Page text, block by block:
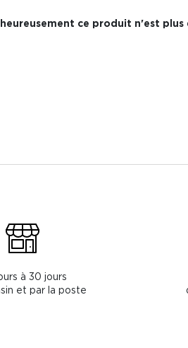
ce produit n'est plus
à 30 jours
et par la poste